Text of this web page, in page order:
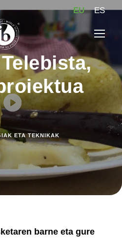
EU ES
ETA TEKNIKAK
barne eta gure